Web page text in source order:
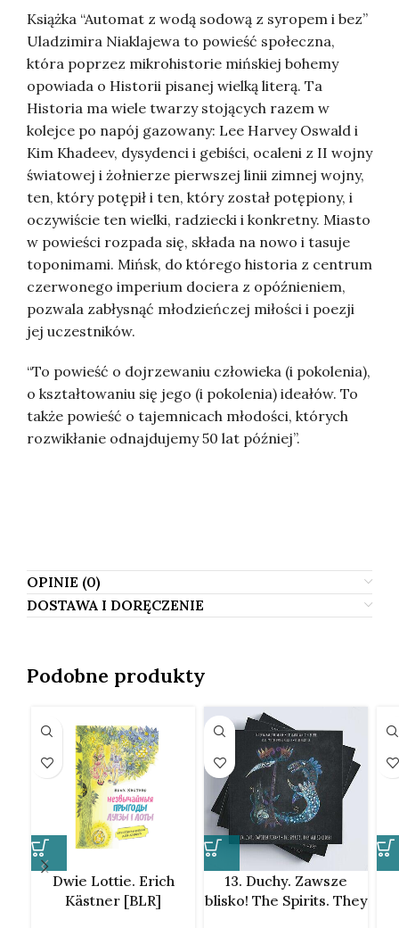
Książka “Automat z wodą sodową z syropem i bez”
Uladzimira Niaklajewa to powieść społeczna,
która poprzez mikrohistorie mińskiej bohemy
opowiada o Historii pisanej wielką literą. Ta
Historia ma wiele twarzy stojących razem w
kolejce po napój gazowany: Lee Harvey Oswald i
Kim Khadeev, dysydenci i gebiści, ocaleni z II wojny
światowej i żołnierze pierwszej linii zimnej wojny,
ten, który potępił i ten, który został potępiony, i
oczywiście ten wielki, radziecki i konkretny. Miasto
w powieści rozpada się, składa na nowo i tasuje
toponimami. Mińsk, do którego historia z centrum
czerwonego imperium dociera z opóźnieniem,
pozwala zabłysnąć młodzieńczej miłości i poezji
jej uczestników.
“To powieść o dojrzewaniu człowieka (i pokolenia),
o kształtowaniu się jego (i pokolenia) ideałów. To
także powieść o tajemnicach młodości, których
rozwikłanie odnajdujemy 50 lat później”.
OPINIE (0)
DOSTAWA I DORĘCZENIE
Podobne produkty
Dwie Lottie. Erich
Kästner [BLR]
13. Duchy. Zawsze
blisko! The Spirits. They